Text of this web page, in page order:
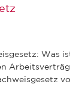
Was